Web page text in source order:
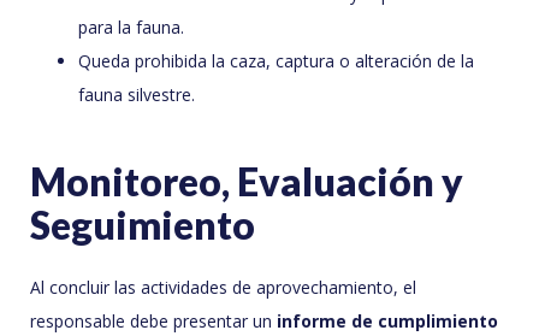
para la fauna.
Queda prohibida la caza, captura o alteración de la
fauna silvestre.
Monitoreo, Evaluación y
Seguimiento
Al concluir las actividades de aprovechamiento, el
responsable debe presentar un informe de cumplimiento